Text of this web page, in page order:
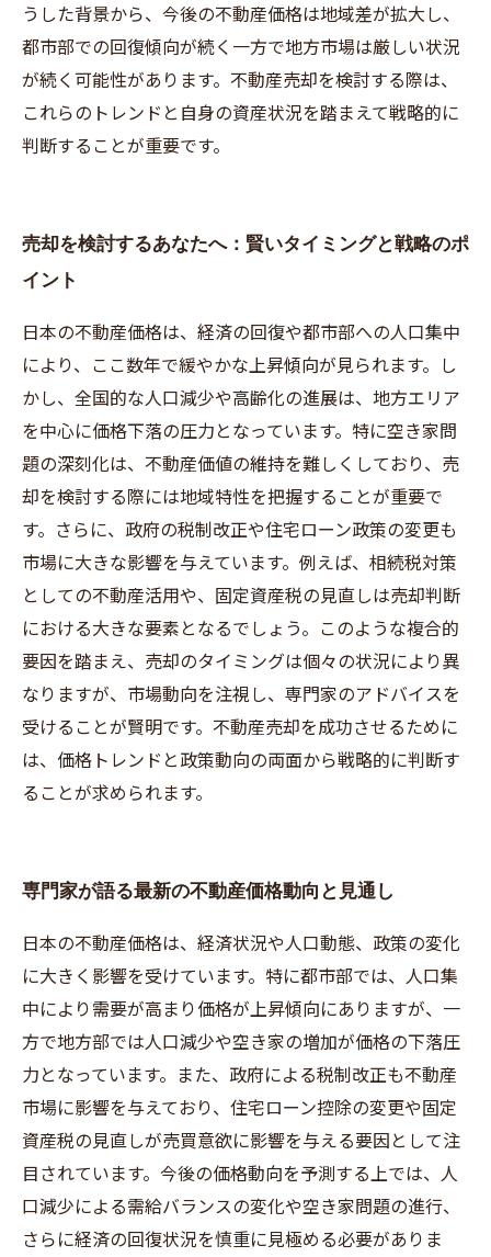
うした背景から、今後の不動産価格は地域差が拡大し、
都市部での回復傾向が続く一方で地方市場は厳しい状況
が続く可能性があります。不動産売却を検討する際は、
これらのトレンドと自身の資産状況を踏まえて戦略的に
判断することが重要です。
売却を検討するあなたへ：賢いタイミングと戦略のポ
イント
日本の不動産価格は、経済の回復や都市部への人口集中
により、ここ数年で緩やかな上昇傾向が見られます。し
かし、全国的な人口減少や高齢化の進展は、地方エリア
を中心に価格下落の圧力となっています。特に空き家問
題の深刻化は、不動産価値の維持を難しくしており、売
却を検討する際には地域特性を把握することが重要で
す。さらに、政府の税制改正や住宅ローン政策の変更も
市場に大きな影響を与えています。例えば、相続税対策
としての不動産活用や、固定資産税の見直しは売却判断
における大きな要素となるでしょう。このような複合的
要因を踏まえ、売却のタイミングは個々の状況により異
なりますが、市場動向を注視し、専門家のアドバイスを
受けることが賢明です。不動産売却を成功させるために
は、価格トレンドと政策動向の両面から戦略的に判断す
ることが求められます。
専門家が語る最新の不動産価格動向と見通し
日本の不動産価格は、経済状況や人口動態、政策の変化
に大きく影響を受けています。特に都市部では、人口集
中により需要が高まり価格が上昇傾向にありますが、一
方で地方部では人口減少や空き家の増加が価格の下落圧
力となっています。また、政府による税制改正も不動産
市場に影響を与えており、住宅ローン控除の変更や固定
資産税の見直しが売買意欲に影響を与える要因として注
目されています。今後の価格動向を予測する上では、人
口減少による需給バランスの変化や空き家問題の進行、
さらに経済の回復状況を慎重に見極める必要がありま